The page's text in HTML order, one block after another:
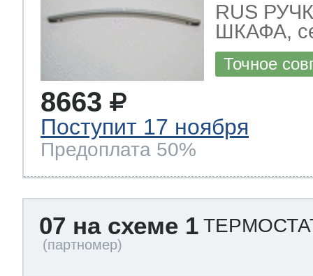
RUS
ШКАФА,
Точное
8663
Поступит 17 ноября
Предоплата 50%
07 на схеме 1